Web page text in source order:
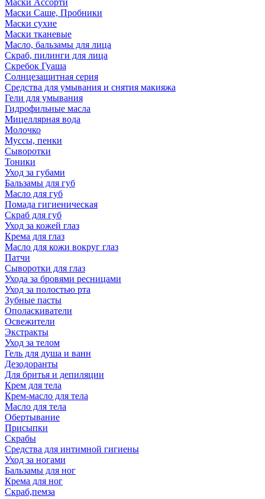
Маски Ассорти
Маски Саше, Пробники
Маски сухие
Маски тканевые
Масло, бальзамы для лица
Скраб, пилинги для лица
Скребок Гуаша
Солнцезащитная серия
Средства для умывания и снятия макияжа
Гели для умывания
Гидрофильные масла
Мицеллярная вода
Молочко
Муссы, пенки
Сыворотки
Тоники
Уход за губами
Бальзамы для губ
Масло для губ
Помада гигиеническая
Скраб для губ
Уход за кожей глаз
Крема для глаз
Масло для кожи вокруг глаз
Патчи
Сыворотки для глаз
Ухода за бровями ресницами
Уход за полостью рта
Зубные пасты
Ополаскиватели
Освежители
Экстракты
Уход за телом
Гель для душа и ванн
Дезодоранты
Для бритья и депиляции
Крем для тела
Крем-масло для тела
Масло для тела
Обертывание
Присыпки
Скрабы
Средства для интимной гигиены
Уход за ногами
Бальзамы для ног
Крема для ног
Скраб,пемза